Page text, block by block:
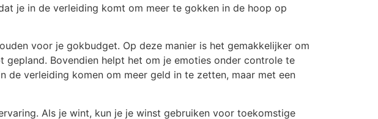
je in de verleiding komt om meer te gokken in de hoop op
voor je gokbudget. Op deze manier is het gemakkelijker om
Bovendien helpt het om je emoties onder controle te
de verleiding komen om meer geld in te zetten, maar met een
Als je wint, kun je je winst gebruiken voor toekomstige